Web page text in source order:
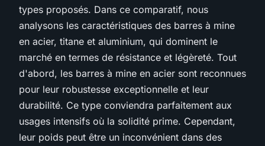
types proposés. Dans ce comparatif, nous
analysons les caractéristiques des barres à mine
en acier, titane et aluminium, qui dominent le
marché en termes de résistance et légèreté. Tout
d'abord, les barres à mine en acier sont reconnues
pour leur robustesse exceptionnelle et leur
durabilité. Ce type conviendra parfaitement aux
usages intensifs où la solidité prime. Cependant,
leur poids peut être un inconvénient dans des